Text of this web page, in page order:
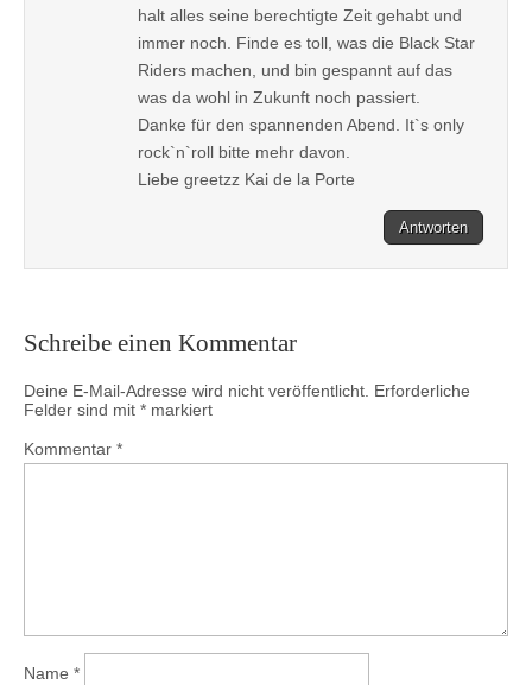
halt alles seine berechtigte Zeit gehabt und
immer noch. Finde es toll, was die Black Star
Riders machen, und bin gespannt auf das
was da wohl in Zukunft noch passiert.
Danke für den spannenden Abend. It`s only
rock`n`roll bitte mehr davon.
Liebe greetzz Kai de la Porte
Antworten
Schreibe einen Kommentar
Deine E-Mail-Adresse wird nicht veröffentlicht. Erforderliche
Felder sind mit * markiert
Kommentar *
Name *